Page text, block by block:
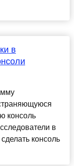
в
консоль
в
консоль